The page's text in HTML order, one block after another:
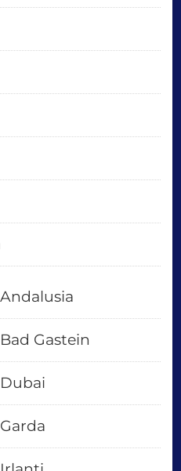
Andalusia
Bad Gastein
Dubai
Garda